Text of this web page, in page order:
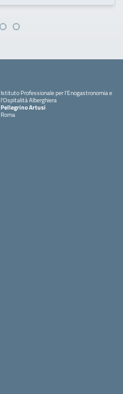
Istituto Professionale per l'Enogastronomia e
l'Ospitalità Alberghiera
Pellegrino Artusi
Roma